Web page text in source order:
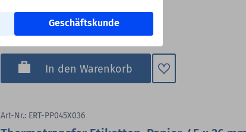
Geschäftskunde
Versandkosteninfo
Lieferbar sofort ab Lager
In den Warenkorb
Zum
Art-Nr.: ERT-PP045X036